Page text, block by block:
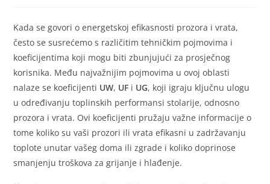
Kada se govori o energetskoj efikasnosti prozora i vrata,
često se susrećemo s različitim tehničkim pojmovima i
koeficijentima koji mogu biti zbunjujući za prosječnog
korisnika. Među najvažnijim pojmovima u ovoj oblasti
nalaze se koeficijenti UW, UF i UG, koji igraju ključnu ulogu
u određivanju toplinskih performansi stolarije, odnosno
prozora i vrata. Ovi koeficijenti pružaju važne informacije o
tome koliko su vaši prozori ili vrata efikasni u zadržavanju
toplote unutar vašeg doma ili zgrade i koliko doprinose
smanjenju troškova za grijanje i hlađenje.